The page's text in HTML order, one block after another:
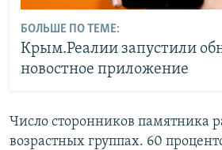
БОЛЬШЕ ПО ТЕМЕ:
Крым.Реалии запустили
новостное приложение
Число сторонников памятника
возрастных группах. 60